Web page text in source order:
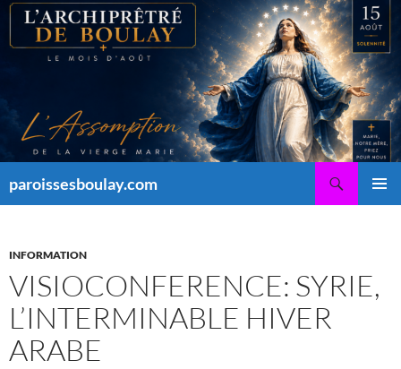
Aller
contenu
paroissesboulay.com
INFORMATION
VISIOCONFERENCE: SYRIE,
L’INTERMINABLE HIVER
ARABE